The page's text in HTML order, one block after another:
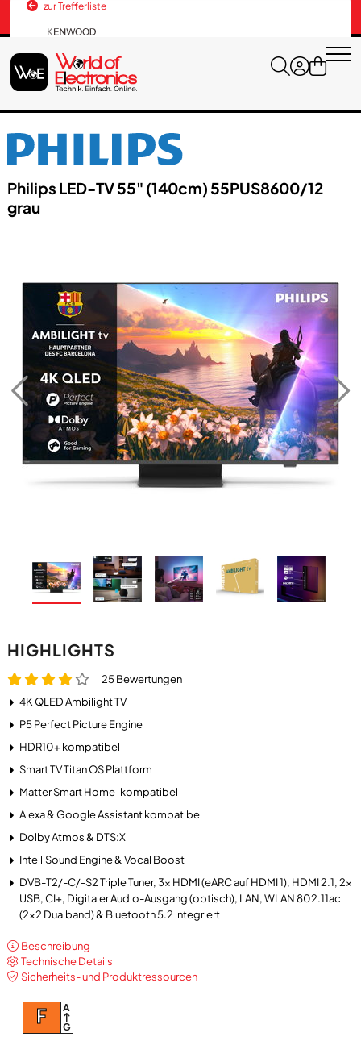
Versandkosten
zur Trefferliste
Philips LED-TV 55" (140cm) 55PUS8600/​12
grau
A
G
F
HIGHLIGHTS
25 Bewertungen
4K QLED Ambilight TV
P5 Perfect Picture Engine
HDR10+ kompatibel
Smart TV Titan OS Plattform
Matter Smart Home-kompatibel
Alexa & Google Assistant kompatibel
Dolby Atmos & DTS:X
IntelliSound Engine & Vocal Boost
DVB-T2/-C/-S2 Triple Tuner, 3x HDMI (eARC auf HDMI 1), HDMI 2.1, 2x
USB, CI+, Digitaler Audio-Ausgang (optisch), LAN, WLAN 802.11ac
(2x2 Dualband) & Bluetooth 5.2 integriert
Beschreibung
Technische Details
Sicherheits- und Produktressourcen